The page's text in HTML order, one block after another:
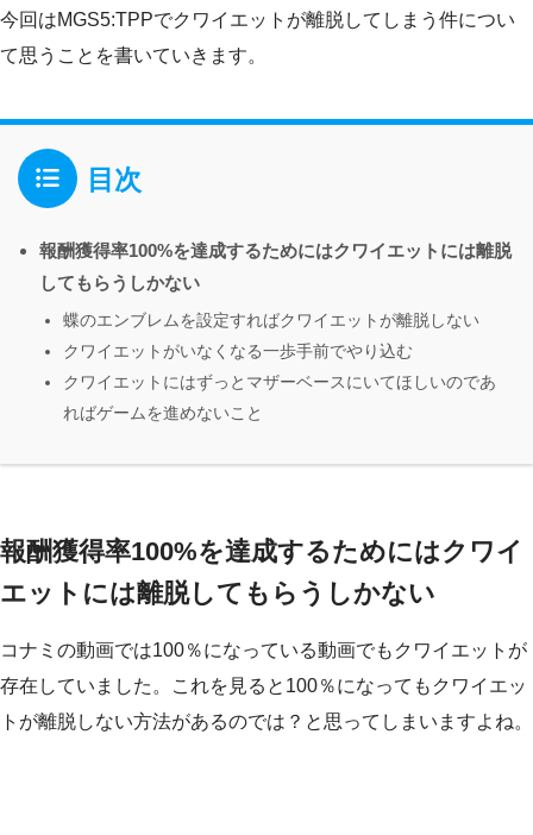
今回はMGS5:TPPでクワイエットが離脱してしまう件につい
て思うことを書いていきます。
目次
報酬獲得率100%を達成するためにはクワイエットには離脱
してもらうしかない
蝶のエンブレムを設定すればクワイエットが離脱しない
クワイエットがいなくなる一歩手前でやり込む
クワイエットにはずっとマザーベースにいてほしいのであ
ればゲームを進めないこと
報酬獲得率100%を達成するためにはクワイ
エットには離脱してもらうしかない
コナミの動画では100％になっている動画でもクワイエットが
存在していました。これを見ると100％になってもクワイエッ
トが離脱しない方法があるのでは？と思ってしまいますよね。